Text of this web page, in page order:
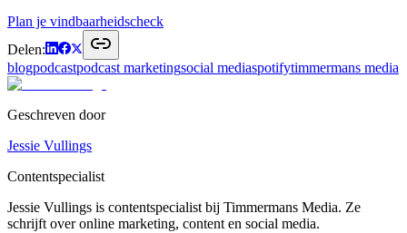
Plan je vindbaarheidscheck
Delen:
blogpodcastpodcast marketingsocial mediaspotifytimmermans media
Geschreven door
Jessie Vullings
Contentspecialist
Jessie Vullings is contentspecialist bij Timmermans Media. Ze
schrijft over online marketing, content en social media.